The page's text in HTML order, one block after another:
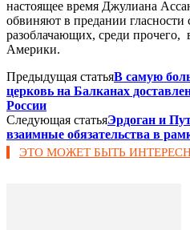
настоящее время Джулиана
обвиняют в предании гласности
разоблачающих, среди прочего,
Америки.
Предыдущая статьяВ самую
церковь на Балканах
России
Следующая статьяЭрдоган и
взаимные обязательства в
ЭТО МОЖЕТ БЫТЬ